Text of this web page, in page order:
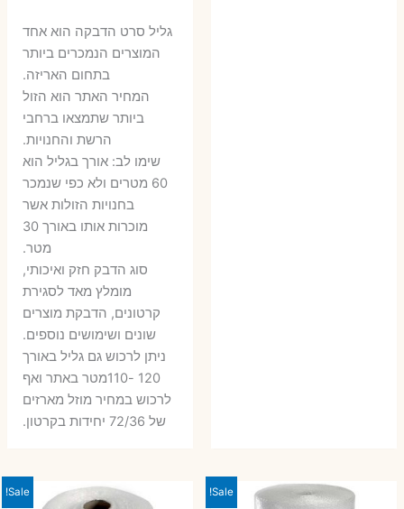
הנוכחי
היה:
9 ₪.
6 ₪.
גליל סרט הדבקה הוא אחד
המוצרים הנמכרים ביותר
בתחום האריזה.
המחיר האתר הוא הזול
ביותר שתמצאו ברחבי
הרשת והחנויות.
שימו לב: אורך בגליל הוא
60 מטרים ולא כפי שנמכר
בחנויות הזולות אשר
מוכרות אותו באורך 30
מטר.
סוג הדבק חזק ואיכותי,
מומלץ מאד לסגירת
קרטונים, הדבקת מוצרים
שונים ושימושים נוספים.
ניתן לרכוש גם גליל באורך
120 -110מטר באתר ואף
לרכוש במחיר מוזל מארזים
של 72/36 יחידות בקרטון.
Sale!
Sale!